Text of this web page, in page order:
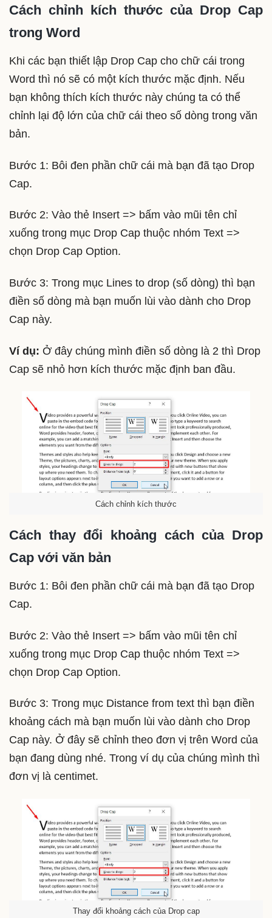
Cách chỉnh kích thước của Drop Cap
trong Word
Khi các bạn thiết lập Drop Cap cho chữ cái trong
Word thì nó sẽ có một kích thước mặc định. Nếu
bạn không thích kích thước này chúng ta có thể
chỉnh lại độ lớn của chữ cái theo số dòng trong văn
bản.
Bước 1: Bôi đen phần chữ cái mà bạn đã tạo Drop
Cap.
Bước 2: Vào thẻ Insert => bấm vào mũi tên chỉ
xuống trong mục Drop Cap thuộc nhóm Text =>
chọn Drop Cap Option.
Bước 3: Trong mục Lines to drop (số dòng) thì bạn
điền số dòng mà bạn muốn lùi vào dành cho Drop
Cap này.
Ví dụ: Ở đây chúng mình điền số dòng là 2 thì Drop
Cap sẽ nhỏ hơn kích thước mặc định ban đầu.
Cách chỉnh kích thước
Cách thay đổi khoảng cách của Drop
Cap với văn bản
Bước 1: Bôi đen phần chữ cái mà bạn đã tạo Drop
Cap.
Bước 2: Vào thẻ Insert => bấm vào mũi tên chỉ
xuống trong mục Drop Cap thuộc nhóm Text =>
chọn Drop Cap Option.
Bước 3: Trong mục Distance from text thì bạn điền
khoảng cách mà bạn muốn lùi vào dành cho Drop
Cap này. Ở đây sẽ chỉnh theo đơn vị trên Word của
bạn đang dùng nhé. Trong ví dụ của chúng mình thì
đơn vị là centimet.
Thay đổi khoảng cách của Drop cap